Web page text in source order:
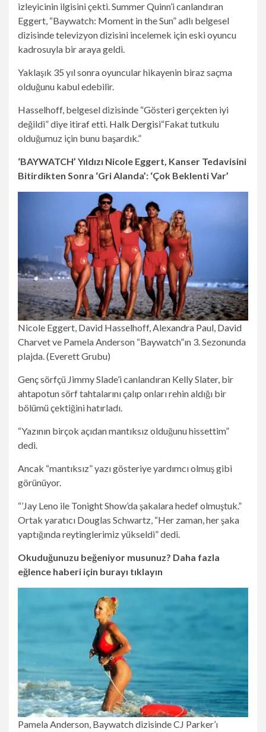
izleyicinin ilgisini çekti. Summer Quinn’i canlandıran
Eggert, “Baywatch: Moment in the Sun” adlı belgesel
dizisinde televizyon dizisini incelemek için eski oyuncu
kadrosuyla bir araya geldi.
Yaklaşık 35 yıl sonra oyuncular hikayenin biraz saçma
olduğunu kabul edebilir.
Hasselhoff, belgesel dizisinde “Gösteri gerçekten iyi
değildi” diye itiraf etti. Halk Dergisi“Fakat tutkulu
olduğumuz için bunu başardık.”
‘BAYWATCH’ Yıldızı Nicole Eggert, Kanser Tedavisini
Bitirdikten Sonra ‘Gri Alanda’: ‘Çok Beklenti Var’
Nicole Eggert, David Hasselhoff, Alexandra Paul, David
Charvet ve Pamela Anderson “Baywatch”ın 3. Sezonunda
plajda.(Everett Grubu)
Genç sörfçü Jimmy Slade’i canlandıran Kelly Slater, bir
ahtapotun sörf tahtalarını çalıp onları rehin aldığı bir
bölümü çektiğini hatırladı.
“Yazının birçok açıdan mantıksız olduğunu hissettim”
dedi.
Ancak “mantıksız” yazı gösteriye yardımcı olmuş gibi
görünüyor.
“’Jay Leno ile Tonight Show’da şakalara hedef olmuştuk.”
Ortak yaratıcı Douglas Schwartz, “Her zaman, her şaka
yaptığında reytinglerimiz yükseldi” dedi.
Okuduğunuzu beğeniyor musunuz? Daha fazla
eğlence haberi için burayı tıklayın
Pamela Anderson, Baywatch dizisinde CJ Parker’ı